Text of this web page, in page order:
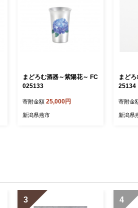
まどろむ酒器～紫陽花～ FC
025133
寄附金額 25,000円
新潟県燕市
まど
25134
寄附金
新潟県
3 4